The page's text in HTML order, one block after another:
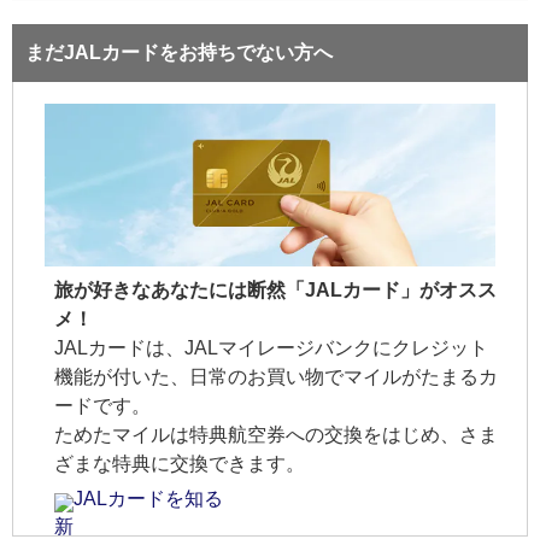
まだJALカードをお持ちでない方へ
旅が好きなあなたには断然「JALカード」がオスス
メ！
JALカードは、JALマイレージバンクにクレジット
機能が付いた、日常のお買い物でマイルがたまるカ
ードです。
ためたマイルは特典航空券への交換をはじめ、さま
ざまな特典に交換できます。
JALカードを知る